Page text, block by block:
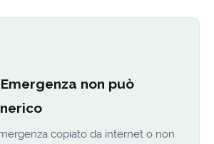
non può
copiato da internet o non